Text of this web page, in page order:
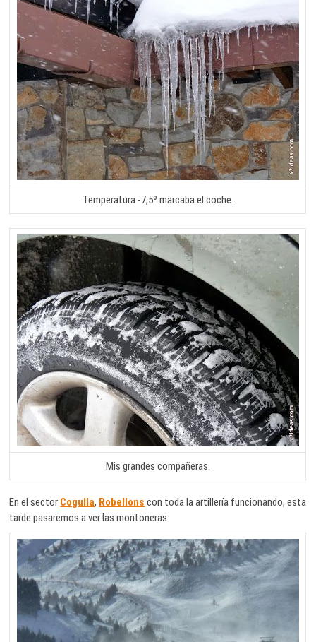
Temperatura -7,5º marcaba el coche.
Mis grandes compañeras.
En el sector Cogulla, Robellons con toda la artillería funcionando, esta
tarde pasaremos a ver las montoneras.